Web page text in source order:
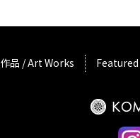
作品 / Art Works